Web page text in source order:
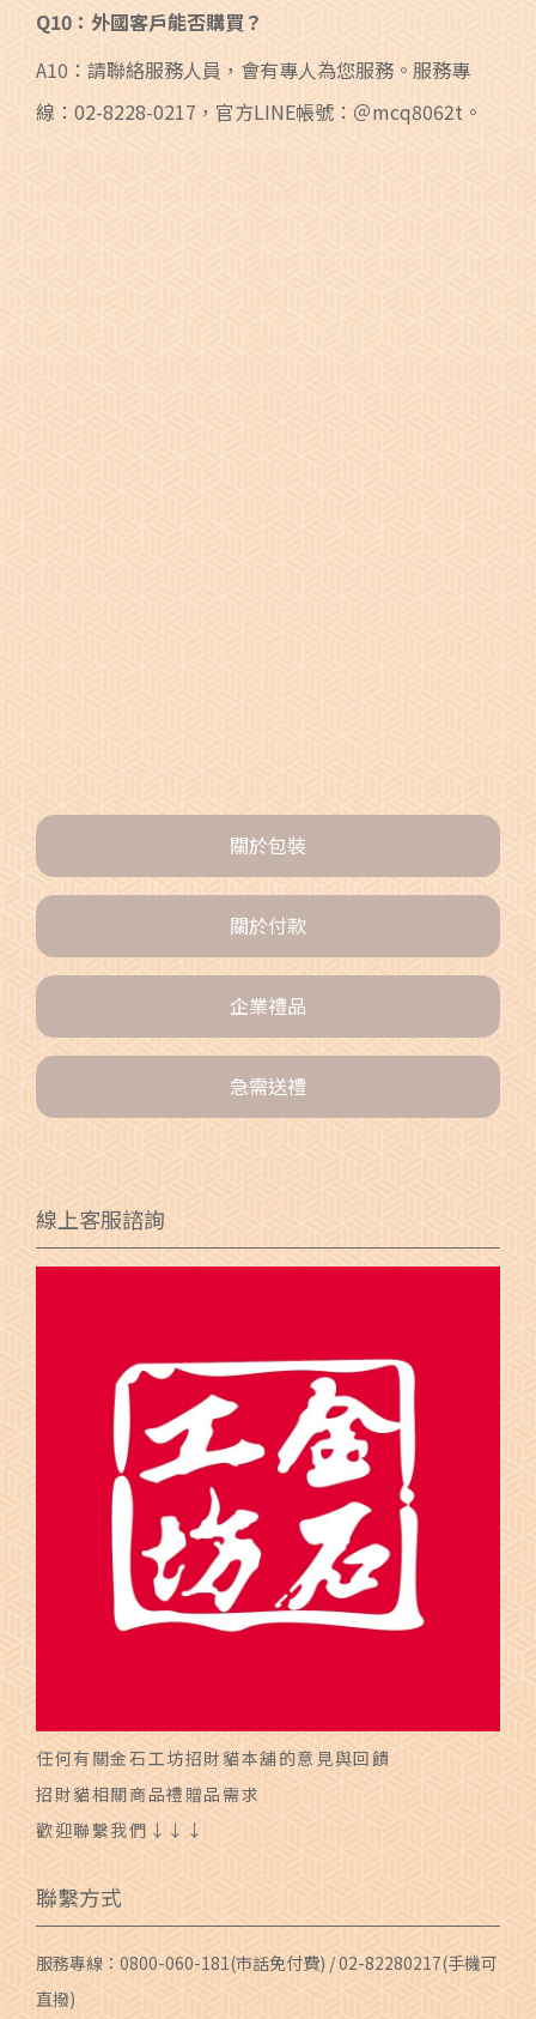
關於包裝
關於付款
企業禮品
急需送禮
線上客服諮詢
任何有關金石工坊招財貓本舖的意見與回饋
招財貓相關商品禮贈品需求
歡迎聯繫我們↓↓↓
聯繫方式
服務專線：0800-060-181(市話免付費) /02-82280217(手機可
直撥)
Q10：外國客戶能否購買？
A10：請聯絡服務人員，會有專人為您服務。服務專
線：02-8228-0217，官方LINE帳號：＠mcq8062t。
主旨
Email
評論內容
提交評論
目前還沒有該資訊的任何評論